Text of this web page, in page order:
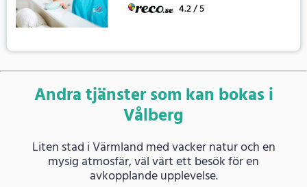
4.2 / 5
Andra tjänster som kan bokas i
Vålberg
Liten stad i Värmland med vacker natur och en
mysig atmosfär, väl värt ett besök för en
avkopplande upplevelse.